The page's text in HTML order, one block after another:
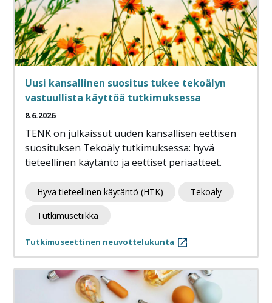
Uusi kansallinen suositus tukee tekoälyn
vastuullista käyttöä tutkimuksessa
8.6.2026
TENK on julkaissut uuden kansallisen eettisen
suosituksen Tekoäly tutkimuksessa: hyvä
tieteellinen käytäntö ja eettiset periaatteet.
Hyvä tieteellinen käytäntö (HTK) Tekoäly
Tutkimusetiikka
Tutkimuseettinen neuvottelukunta